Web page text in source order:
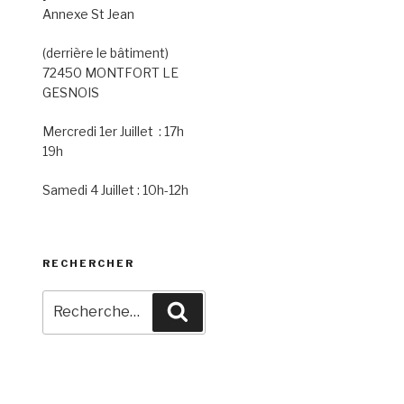
Annexe St Jean
(derrière le bâtiment)
72450 MONTFORT LE
GESNOIS
Mercredi 1er Juillet : 17h
19h
Samedi 4 Juillet : 10h-12h
RECHERCHER
pour
: